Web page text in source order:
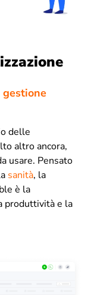
gestione
delle
altro ancora,
usare. Pensato
sanità, la
è la
produttività e la